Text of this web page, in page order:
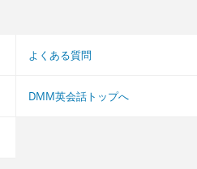
よくある質問
DMM英会話トップへ